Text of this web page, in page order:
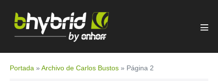
Portada » Archivo de Carlos Bustos » Página 2